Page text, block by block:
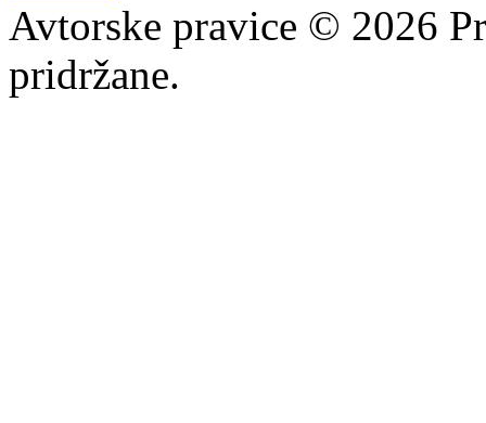
Avtorske pravice © 2026
pridržane.